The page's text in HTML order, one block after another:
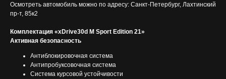
Осмотреть автомобиль можно по адресу: Санкт-Петербург, Лахтинский
пр-т, 85к2
Комплектация «xDrive30d M Sport Edition 21»
Активная безопасность
Антиблокировочная система
Антипробуксовочная система
Система курсовой устойчивости